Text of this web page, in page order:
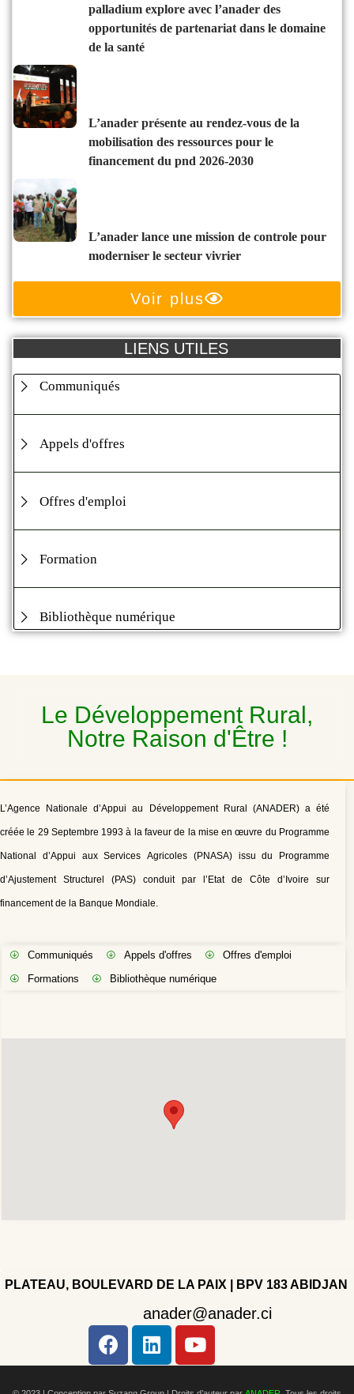
palladium explore avec l’anader des
opportunités de partenariat dans le domaine
de la santé
l’anader présente au rendez-vous de la
mobilisation des ressources pour le
financement du pnd 2026-2030
l’anader lance une mission de controle pour
moderniser le secteur vivrier
Voir plus
LIENS UTILES
Communiqués
Appels d'offres
Offres d'emploi
Formation
Bibliothèque numérique
Le Développement Rural,
Notre Raison d'Être !
L’Agence Nationale d’Appui au Développement Rural (ANADER) a été
créée le 29 Septembre 1993 à la faveur de la mise en œuvre du Programme
National d’Appui aux Services Agricoles (PNASA) issu du Programme
d’Ajustement Structurel (PAS) conduit par l’Etat de Côte d’Ivoire sur
financement de la Banque Mondiale.
Communiqués Appels d'offres
Offres d'emploi
Formations
Bibliothèque numérique
PLATEAU, BOULEVARD DE LA PAIX | BPV 183 ABIDJAN
anader@anader.ci
Copyright 2022 - Company - All rights reserved. Powered
by WordPress.